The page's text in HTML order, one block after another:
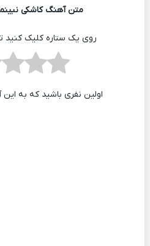
متن آهنگ کاشکی
روی یک ستاره کلیک کنید
اولین نفری باشید که به